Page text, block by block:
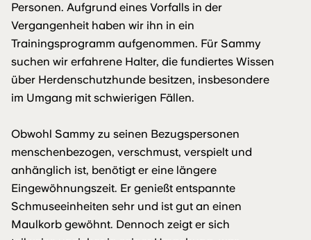
Personen. Aufgrund eines Vorfalls in der
Vergangenheit haben wir ihn in ein
Trainingsprogramm aufgenommen. Für Sammy
suchen wir erfahrene Halter, die fundiertes Wissen
über Herdenschutzhunde besitzen, insbesondere
im Umgang mit schwierigen Fällen.
Obwohl Sammy zu seinen Bezugspersonen
menschenbezogen, verschmust, verspielt und
anhänglich ist, benötigt er eine längere
Eingewöhnungszeit. Er genießt entspannte
Schmuseeinheiten sehr und ist gut an einen
Maulkorb gewöhnt. Dennoch zeigt er sich